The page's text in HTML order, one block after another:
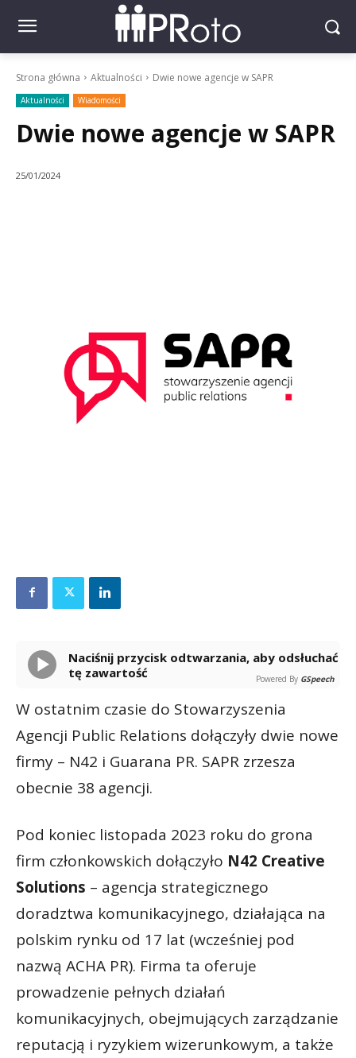
Strona główna Aktualności Dwie nowe agencje w SAPR
Aktualności Wiadomości
Dwie nowe agencje w SAPR
25/01/2024
Naciśnij przycisk odtwarzania, aby odsłuchać
tę zawartość
Powered By GSpeech
W ostatnim czasie do Stowarzyszenia
Agencji Public Relations dołączyły dwie nowe
firmy – N42 i Guarana PR. SAPR zrzesza
obecnie 38 agencji.
Pod koniec listopada 2023 roku do grona
firm członkowskich dołączyło N42 Creative
Solutions – agencja strategicznego
doradztwa komunikacyjnego, działająca na
polskim rynku od 17 lat (wcześniej pod
nazwą ACHA PR). Firma ta oferuje
prowadzenie pełnych działań
komunikacyjnych, obejmujących zarządzanie
reputacją i ryzykiem wizerunkowym, a także